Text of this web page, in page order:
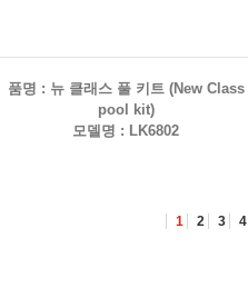
품명 : 뉴 클래스 풀 키트 (New Class
pool kit)
모델명 : LK6802
1 2 3 4